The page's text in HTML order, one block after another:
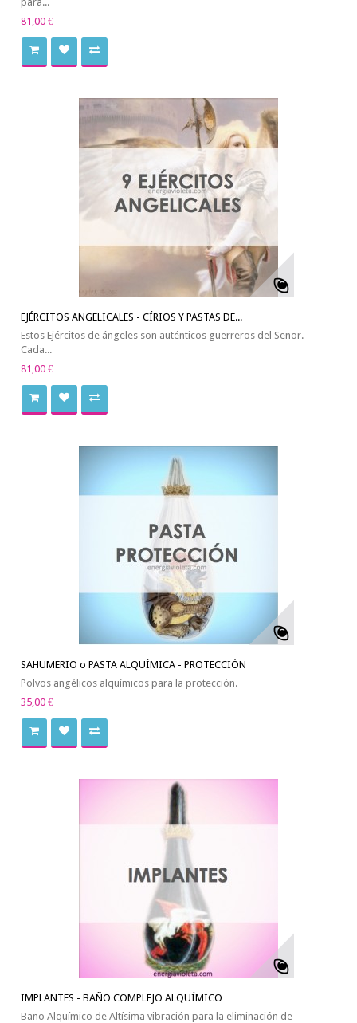
81,00 €
EJÉRCITOS ANGELICALES - CÍRIOS Y PASTAS DE...
Estos Ejércitos de ángeles son auténticos guerreros del Señor.
Cada...
81,00 €
SAHUMERIO o PASTA ALQUÍMICA - PROTECCIÓN
Polvos angélicos alquímicos para la protección.
35,00 €
IMPLANTES - BAÑO COMPLEJO ALQUÍMICO
Baño Alquímico de Altísima vibración para la eliminación de